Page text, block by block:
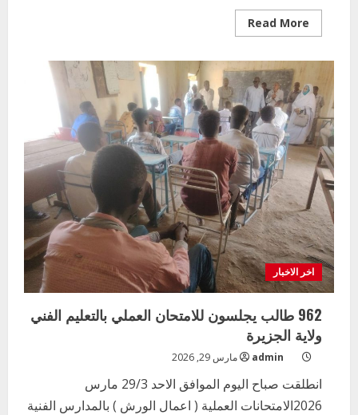
Read More
more
كبار
المراقبين
بمحلية
جنوب
الجزيرة
اخر الاخبار
962 طالب يجلسون للامتحان العملي بالتعليم الفني
ولاية الجزيرة
admin مارس 29, 2026
انطلقت صباح اليوم الموافق الاحد 29/3 مارس
2026الامتحانات العملية ( اعمال الورش ) بالمدارس الفنية
2
اخر الاخبار
التعليم الخاص بمحلية ودمدني الكبرى
يعلن تخفيض الرسوم الدراسية لهذا العام
بنسبة15%
أغسطس 3, 2026
3
اخر الاخبار
وزير التربية والتعليم بالولاية يدشن ورشة
تأهيل معلمي مادة اللغة الإنجليزية بمحلية
ودمدني الكبرى
4
بوزارة التربية تشارك الملتقي التنسيقي
الأول لمديري الجودة بالولايات
يوليو 29, 2026